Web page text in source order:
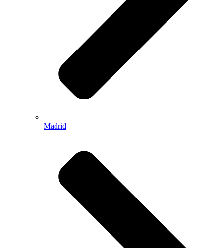
Madrid